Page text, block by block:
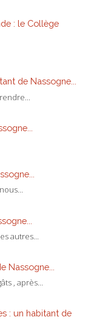
: le Collège
de Nassogne...
autres...
Nassogne...
, après...
: un habitant de